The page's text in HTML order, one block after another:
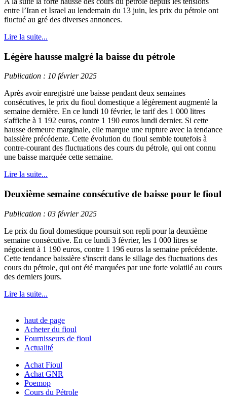
entre l’Iran et Israel au lendemain du 13 juin, les prix du pétrole ont
fluctué au gré des diverses annonces.
Lire la suite...
Légère hausse malgré la baisse du pétrole
Publication : 10 février 2025
Après avoir enregistré une baisse pendant deux semaines
consécutives, le prix du fioul domestique a légèrement augmenté la
semaine dernière. En ce lundi 10 février, le tarif des 1 000 litres
s'affiche à 1 192 euros, contre 1 190 euros lundi dernier. Si cette
hausse demeure marginale, elle marque une rupture avec la tendance
baissière précédente. Cette évolution du fioul semble toutefois à
contre-courant des fluctuations des cours du pétrole, qui ont connu
une baisse marquée cette semaine.
Lire la suite...
Deuxième semaine consécutive de baisse pour le fioul
Publication : 03 février 2025
Le prix du fioul domestique poursuit son repli pour la deuxième
semaine consécutive. En ce lundi 3 février, les 1 000 litres se
négocient à 1 190 euros, contre 1 196 euros la semaine précédente.
Cette tendance baissière s'inscrit dans le sillage des fluctuations des
cours du pétrole, qui ont été marquées par une forte volatilé au cours
des derniers jours.
Lire la suite...
haut de page
Acheter du fioul
Fournisseurs de fioul
Actualité
Achat Fioul
Achat GNR
Poemop
Cours du Pétrole